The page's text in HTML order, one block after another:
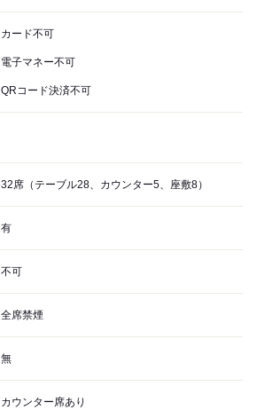
カード不可
電子マネー不可
QRコード決済不可
32席（テーブル28、カウンター5、座敷8）
有
不可
全席禁煙
無
カウンター席あり